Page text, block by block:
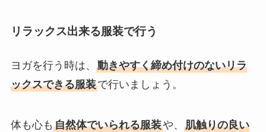
リラックス出来る服装で行う
ヨガを行う時は、 動きやすく締め付けのないリラ
ックスできる服装で行いましょう。
体も心も 自然体でいられる服装や、 肌触りの良い